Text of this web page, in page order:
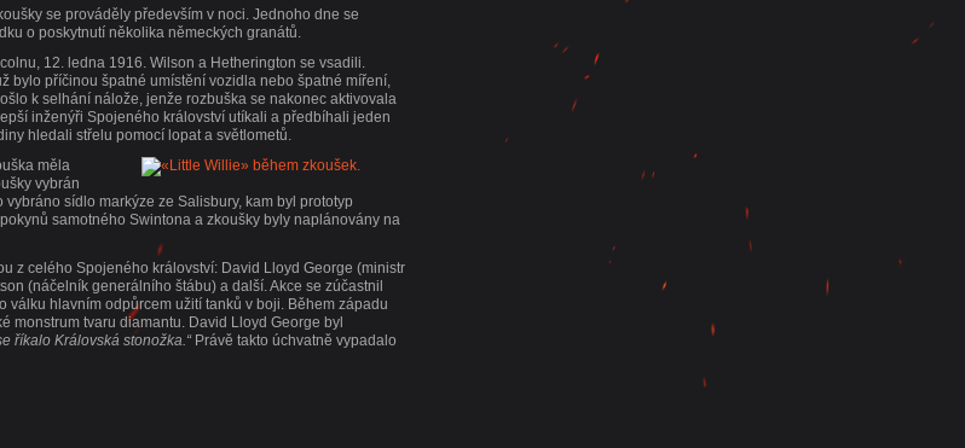
se prováděly především v noci. Jednoho dne se
o poskytnutí několika německých granátů.
12. ledna 1916. Wilson a Hetherington se vsadili.
bylo příčinou špatné umístění vozidla nebo špatné míření,
k selhání nálože, jenže rozbuška se nakonec aktivovala
inženýři Spojeného království utíkali a předbíhali jeden
hledali střelu pomocí lopat a světlometů.
měla
vybrán
sídlo markýze ze Salisbury, kam byl prototyp
samotného Swintona a zkoušky byly naplánovány na
z celého Spojeného království: David Lloyd George (ministr
(náčelník generálního štábu) a další. Akce se zúčastnil
válku hlavním odpůrcem užití tanků v boji. Během západu
monstrum tvaru diamantu. David Lloyd George byl
říkalo Královská stonožka.“ Právě takto úchvatně vypadalo